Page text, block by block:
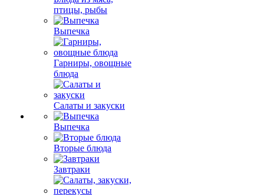
птицы, рыбы
Выпечка
Гарниры, овощные
блюда
Салаты и закуски
Выпечка
Вторые блюда
Завтраки